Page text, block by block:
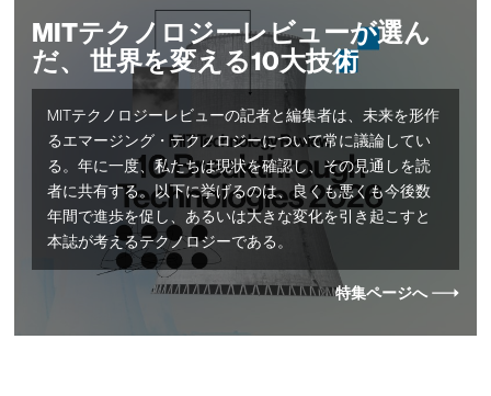
MITテクノロジーレビューが選ん
だ、 世界を変える10大技術
MITテクノロジーレビューの記者と編集者は、未来を形作
るエマージング・テクノロジーについて常に議論してい
る。年に一度、私たちは現状を確認し、その見通しを読
者に共有する。以下に挙げるのは、良くも悪くも今後数
年間で進歩を促し、あるいは大きな変化を引き起こすと
本誌が考えるテクノロジーである。
特集ページへ